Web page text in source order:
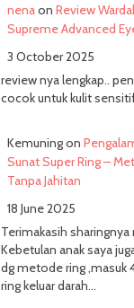
nenaon Review
Supreme Advanced
3 October 2025
review nya lengkap..
cocok untuk kulit
Kemuningon
Sunat Super Ring –
Tanpa Jahitan
18 June 2025
Terimakasih sharingnya
Kebetulan anak saya
dg metode ring ,masuk
ring keluar darah…